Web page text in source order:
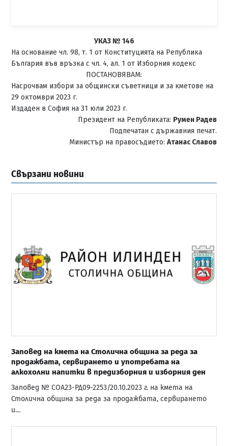
УКАЗ № 146
На основание чл. 98, т. 1 от Конституцията на Република
България във връзка с чл. 4, ал. 1 от Изборния кодекс
ПОСТАНОВЯВАМ:
Насрочвам избори за общински съветници и за кметове на
29 октомври 2023 г.
Издаден в София на 31 юли 2023 г.
Президент на Републиката: Румен Радев
Подпечатан с държавния печат.
Министър на правосъдието: Атанас Славов
Свързани новини
Заповед на кмета на Столична община за реда за
продажбата, сервирането и употребата на
алкохолни напитки в предизборния и изборния ден
Заповед № СОА23-РД09-2253/20.10.2023 г. на кмета на
Столична община за реда за продажбата, сервирането
и…